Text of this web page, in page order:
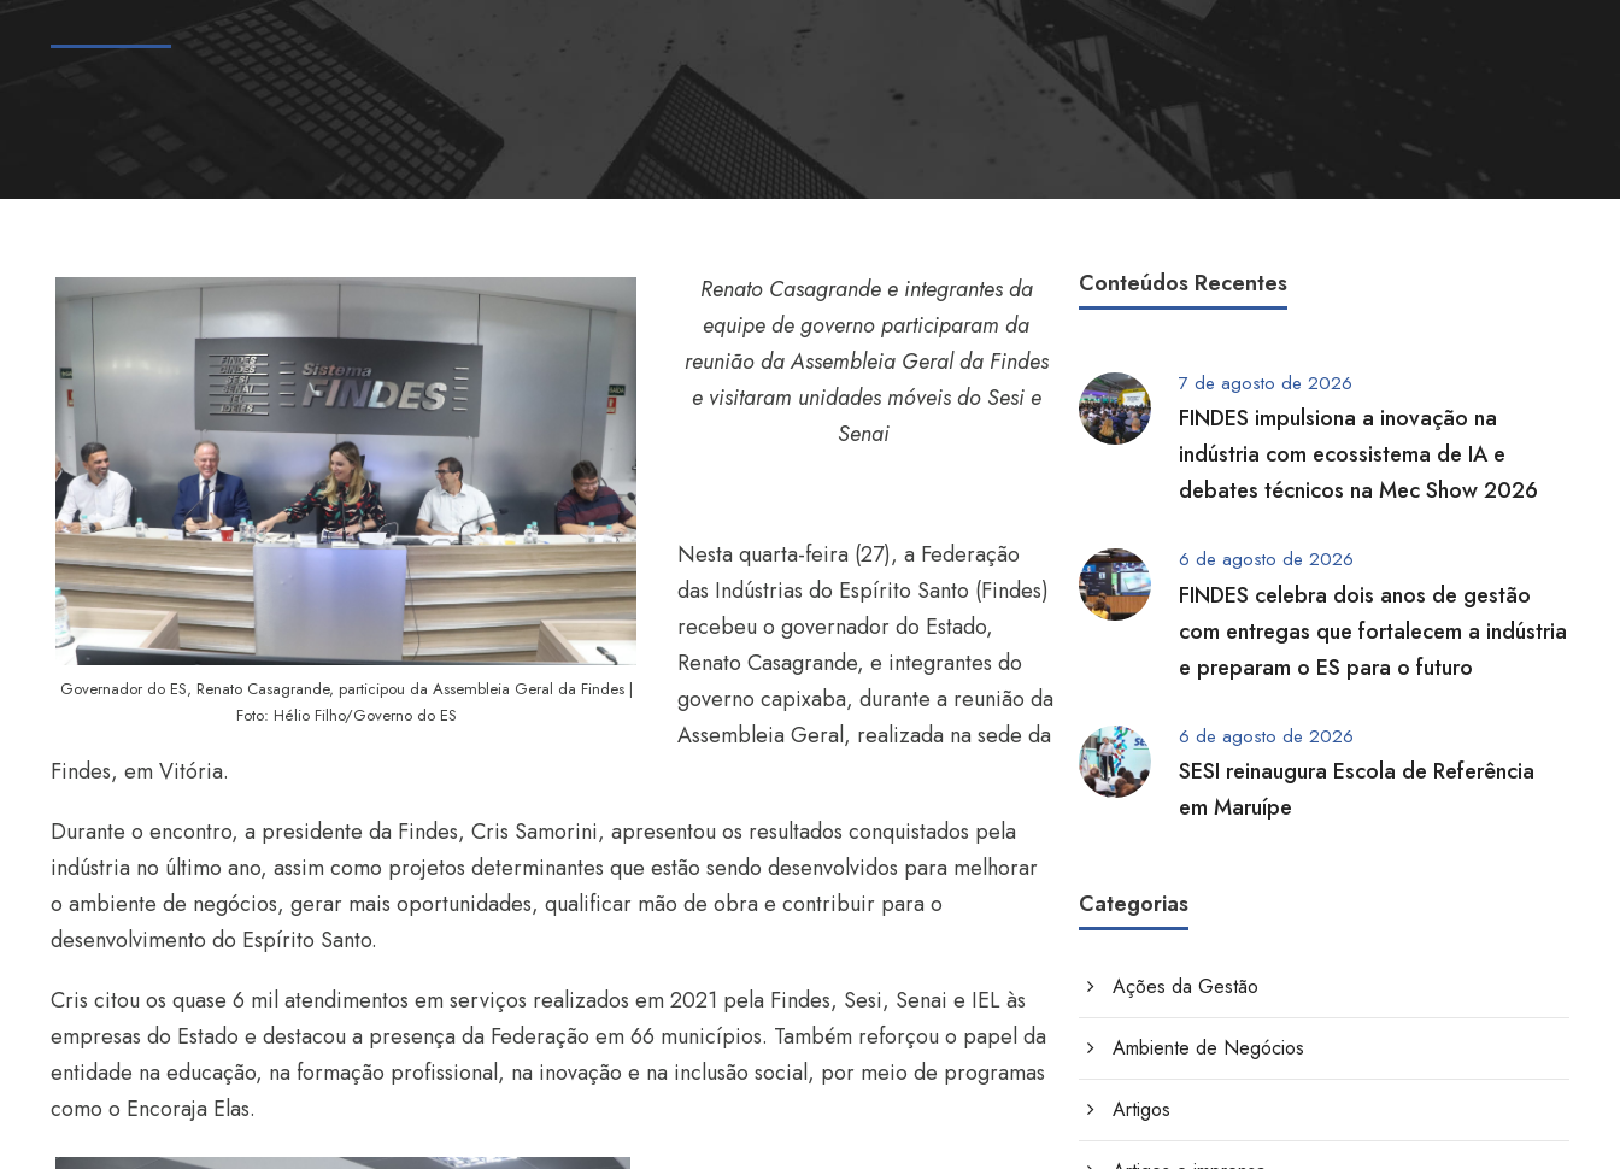
Governador do ES, Renato Casagrande, participou da Assembleia Geral da Findes |
Foto: Hélio Filho/Governo do ES
Renato Casagrande e integrantes da
equipe de governo participaram da
reunião da Assembleia Geral da Findes
e visitaram unidades móveis do Sesi e
Senai
Nesta quarta-feira (27), a Federação
das Indústrias do Espírito Santo (Findes)
recebeu o governador do Estado,
Renato Casagrande, e integrantes do
governo capixaba, durante a reunião da
Assembleia Geral, realizada na sede da
Findes, em Vitória.
Durante o encontro, a presidente da Findes, Cris Samorini, apresentou os resultados conquistados pela
indústria no último ano, assim como projetos determinantes que estão sendo desenvolvidos para melhorar
o ambiente de negócios, gerar mais oportunidades, qualificar mão de obra e contribuir para o
desenvolvimento do Espírito Santo.
Cris citou os quase 6 mil atendimentos em serviços realizados em 2021 pela Findes, Sesi, Senai e IEL às
empresas do Estado e destacou a presença da Federação em 66 municípios. Também reforçou o papel da
entidade na educação, na formação profissional, na inovação e na inclusão social, por meio de programas
como o Encoraja Elas.
Conteúdos Recentes
7 de agosto de 2026
FINDES impulsiona a inovação na
indústria com ecossistema de IA e
debates técnicos na Mec Show 2026
6 de agosto de 2026
FINDES celebra dois anos de gestão
com entregas que fortalecem a indústria
e preparam o ES para o futuro
6 de agosto de 2026
SESI reinaugura Escola de Referência
em Maruípe
Categorias
Ações da Gestão
Ambiente de Negócios
Artigos